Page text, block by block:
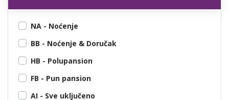
NA - Noćenje
BB - Noćenje & Doručak
HB - Polupansion
FB - Pun pansion
AI - Sve uključeno